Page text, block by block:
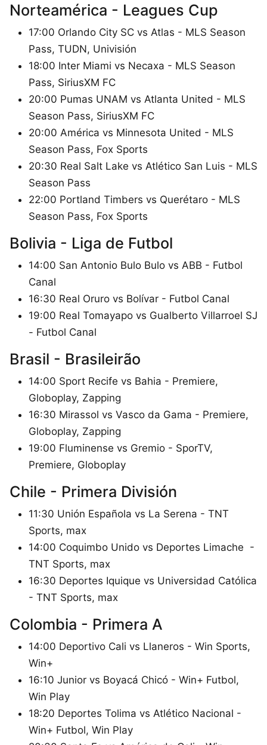
Norteamérica - Leagues Cup
17:00 Orlando City SC vs Atlas - MLS Season
Pass, TUDN, Univisión
18:00 Inter Miami vs Necaxa - MLS Season
Pass, SiriusXM FC
20:00 Pumas UNAM vs Atlanta United - MLS
Season Pass, SiriusXM FC
20:00 América vs Minnesota United - MLS
Season Pass, Fox Sports
20:30 Real Salt Lake vs Atlético San Luis - MLS
Season Pass
22:00 Portland Timbers vs Querétaro - MLS
Season Pass, Fox Sports
Bolivia - Liga de Futbol
14:00 San Antonio Bulo Bulo vs ABB - Futbol
Canal
16:30 Real Oruro vs Bolívar - Futbol Canal
19:00 Real Tomayapo vs Gualberto Villarroel SJ
- Futbol Canal
Brasil - Brasileirão
14:00 Sport Recife vs Bahia - Premiere,
Globoplay, Zapping
16:30 Mirassol vs Vasco da Gama - Premiere,
Globoplay, Zapping
19:00 Fluminense vs Gremio - SporTV,
Premiere, Globoplay
Chile - Primera División
11:30 Unión Española vs La Serena - TNT
Sports, max
14:00 Coquimbo Unido vs Deportes Limache -
TNT Sports, max
16:30 Deportes Iquique vs Universidad Católica
- TNT Sports, max
Colombia - Primera A
14:00 Deportivo Cali vs Llaneros - Win Sports,
Win+
16:10 Junior vs Boyacá Chicó - Win+ Futbol,
Win Play
18:20 Deportes Tolima vs Atlético Nacional -
Win+ Futbol, Win Play